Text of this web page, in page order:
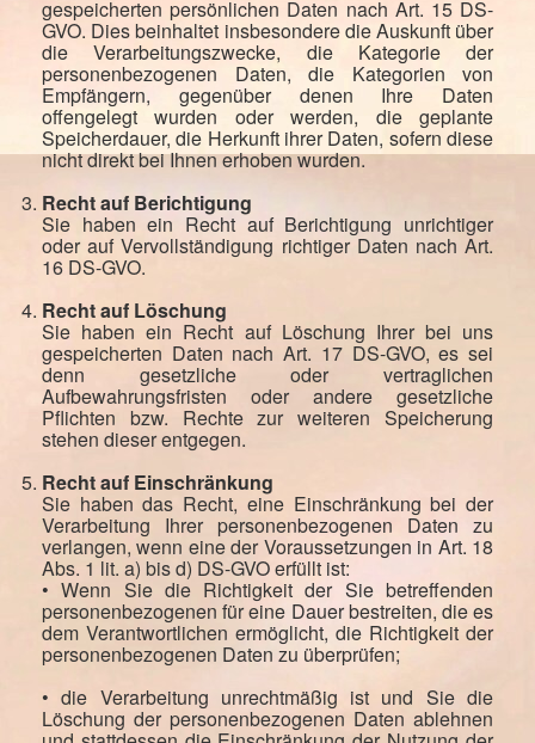
gespeicherten persönlichen Daten nach Art. 15 DS-
GVO. Dies beinhaltet insbesondere die Auskunft über
die Verarbeitungszwecke, die Kategorie der
personenbezogenen Daten, die Kategorien von
Empfängern, gegenüber denen Ihre Daten
offengelegt wurden oder werden, die geplante
Speicherdauer, die Herkunft ihrer Daten, sofern diese
nicht direkt bei Ihnen erhoben wurden.
Recht auf Berichtigung
Sie haben ein Recht auf Berichtigung unrichtiger
oder auf Vervollständigung richtiger Daten nach Art.
16 DS-GVO.
Recht auf Löschung
Sie haben ein Recht auf Löschung Ihrer bei uns
gespeicherten Daten nach Art. 17 DS-GVO, es sei
denn gesetzliche oder vertraglichen
Aufbewahrungsfristen oder andere gesetzliche
Pflichten bzw. Rechte zur weiteren Speicherung
stehen dieser entgegen.
Recht auf Einschränkung
Sie haben das Recht, eine Einschränkung bei der
Verarbeitung Ihrer personenbezogenen Daten zu
verlangen, wenn eine der Voraussetzungen in Art. 18
Abs. 1 lit. a) bis d) DS-GVO erfüllt ist:
• Wenn Sie die Richtigkeit der Sie betreffenden
personenbezogenen für eine Dauer bestreiten, die es
dem Verantwortlichen ermöglicht, die Richtigkeit der
personenbezogenen Daten zu überprüfen;
• die Verarbeitung unrechtmäßig ist und Sie die
Löschung der personenbezogenen Daten ablehnen